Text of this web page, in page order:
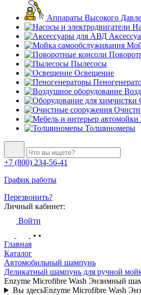
Аппараты Высокого
Пылесосы
Освещение
Толщиномеры
+7 (800) 234-56-41
График работы
Перезвонить?
Личный кабинет:
Войти
Главная
Каталог
Автомобильный шампунь
Деликатный шампунь для ручной
Enzyme Microfibre Wash Энзимный
Вы здесьEnzyme Microfibre Wash